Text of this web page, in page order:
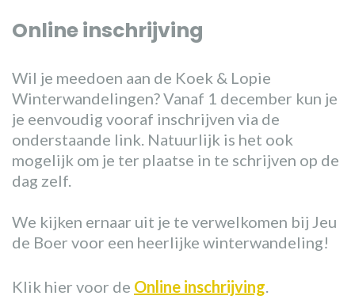
Online inschrijving
Wil je meedoen aan de Koek & Lopie
Winterwandelingen? Vanaf 1 december kun je
je eenvoudig vooraf inschrijven via de
onderstaande link. Natuurlijk is het ook
mogelijk om je ter plaatse in te schrijven op de
dag zelf.
We kijken ernaar uit je te verwelkomen bij Jeu
de Boer voor een heerlijke winterwandeling!
Klik hier voor de Online inschrijving.